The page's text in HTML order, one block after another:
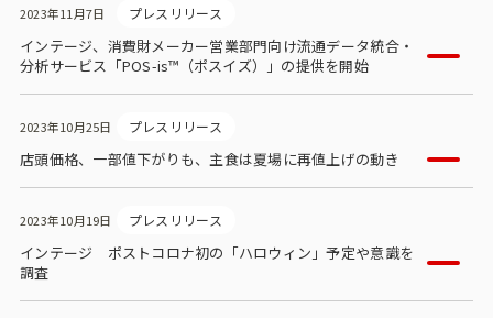
2023年11月7日 プレスリリース
インテージ、消費財メーカー営業部門向け流通データ統合・
分析サービス「POS-is™（ポスイズ）」の提供を開始
2023年10月25日 プレスリリース
店頭価格、一部値下がりも、主食は夏場に再値上げの動き
2023年10月19日 プレスリリース
インテージ ポストコロナ初の「ハロウィン」予定や意識を
調査